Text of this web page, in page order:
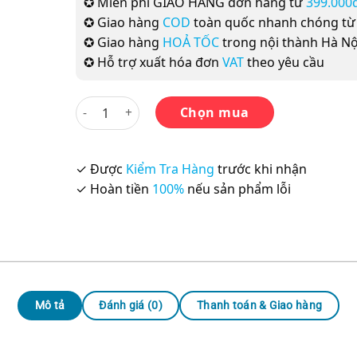
✪ Giao hàng COD toàn quốc nhanh chóng từ
✪ Giao hàng HOẢ TỐCtrong nội thành Hà
✪ Hỗ trợ xuất hóa đơn VATtheo yêu cầu
Minna no Nihongo Sơ cấp 2 (Bản Cũ) - 25 Bài
Chọn mua
✓ Được Kiểm Tra Hàng trước khi nhận
✓ Hoàn tiền 100% nếu sản phẩm lỗi
Mô tả Đánh giá (0) Thanh toán & Giao hàng